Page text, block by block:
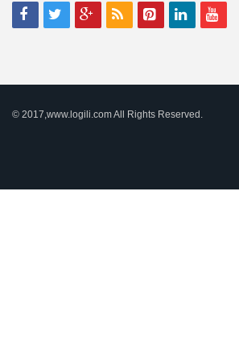
© 2017,www.logili.com All Rights Reserved.